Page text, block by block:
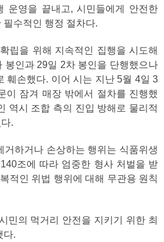
운영을 끝내고, 시민들에게 안전한
수적인 행정 절차다.
립을 위해 지속적인 집행을 시도해
봉인과 29일 2차 봉인을 단행했으나
훼손했다. 이어 시는 지난 5월 4일 3
이 잠겨 매장 밖에서 절차를 진행했
역시 조합 측의 진입 방해로 물리적
.
거하거나 손상하는 행위는 식품위생
조에 따라 엄중한 형사 처벌을 받
적인 위법 행위에 대해 무관용 원칙
민의 먹거리 안전을 지키기 위한 최
다.